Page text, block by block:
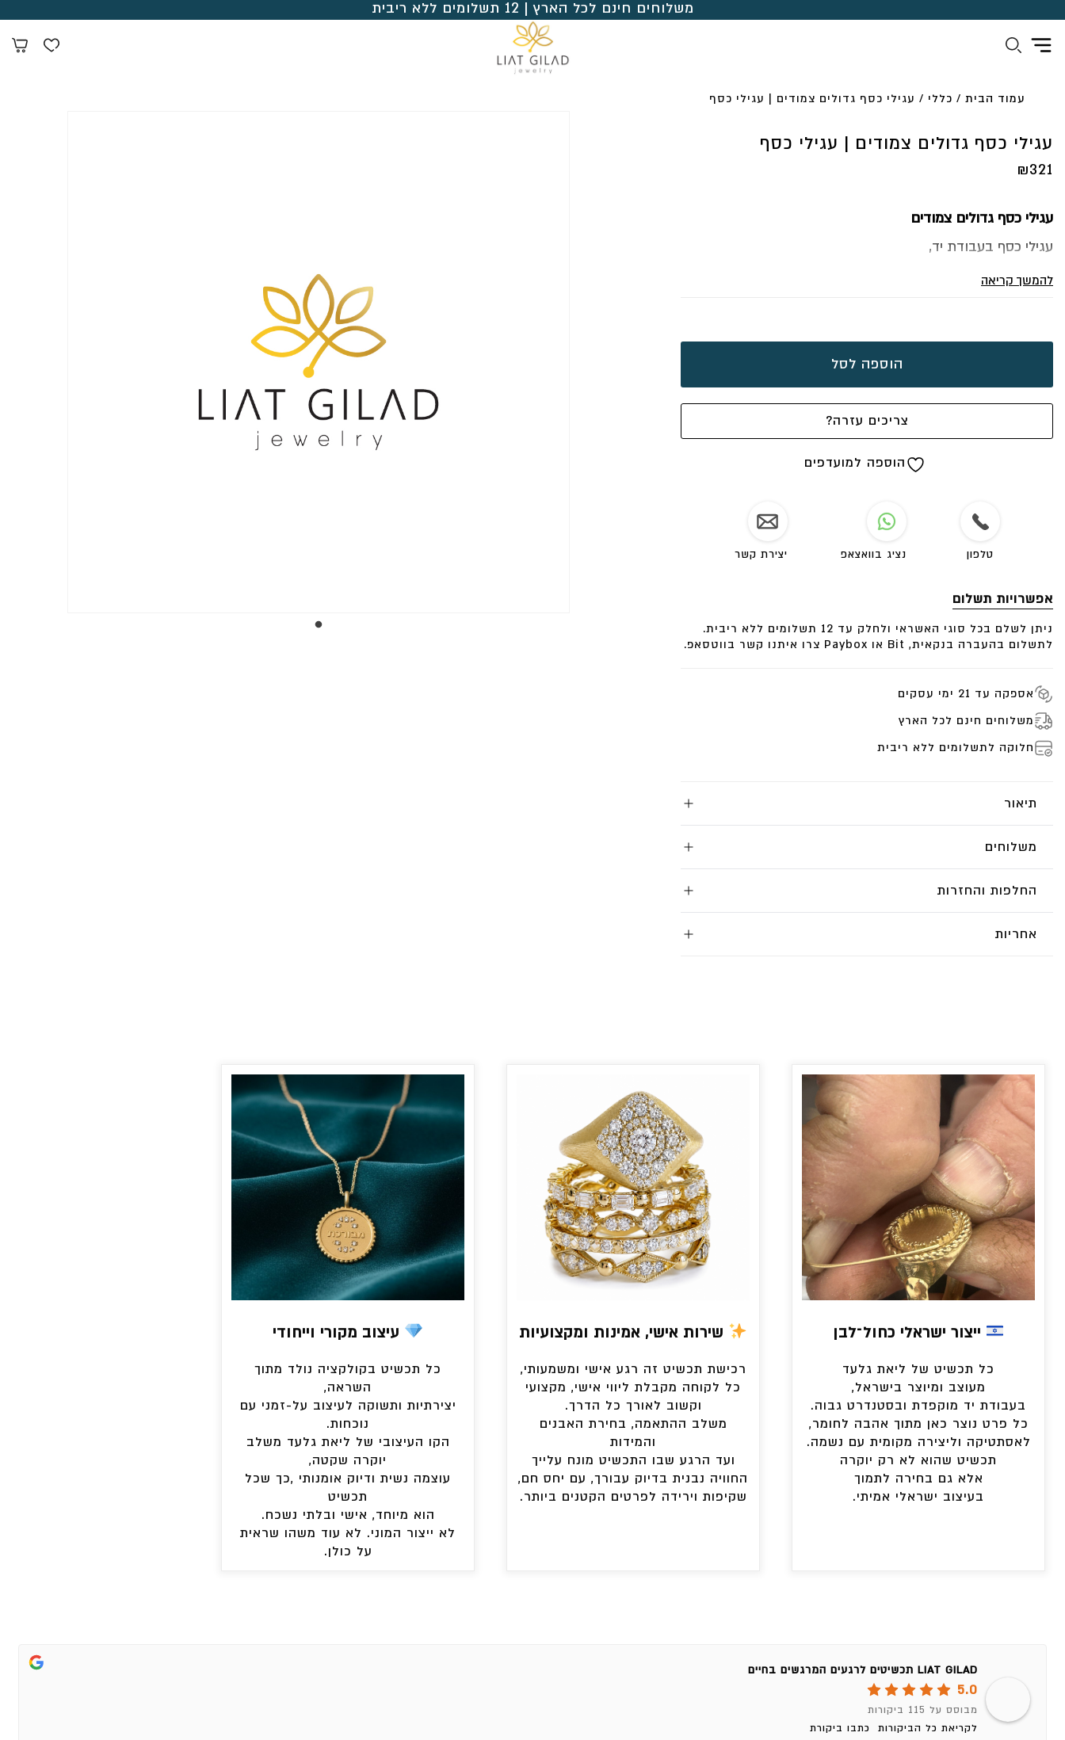
משלוחים חינם לכל הארץ | 12 תשלומים ללא ריבית
עמוד הבית / כללי / עגילי כסף גדולים צמודים | עגילי כסף
עגילי כסף גדולים צמודים | עגילי כסף
₪321
עגילי כסף גדולים צמודים
עגילי כסף בעבודת יד,
עגילי כסף גדולים צמודים עשויים מכסף יושבים צמוד על התנוך
קלים וכל כך מרשימים!
ליחצו כאן
להמשך קריאה
צריכים עזרה?
הוספה לסל
הוספה למועדפים
טלפון נציג בוואצאפ יצירת קשר
אפשרויות תשלום
ניתן לשלם בכל סוגי האשראי ולחלק עד 12 תשלומים ללא ריבית.
לתשלום בהעברה בנקאית, Bit או Paybox צרו איתנו קשר בווטסאפ.
אספקה עד 21 ימי עסקים
משלוחים חינם לכל הארץ
חלוקה לתשלומים ללא ריבית
תיאור
משלוחים
החלפות והחזרות
אחריות
ייצור ישראלי כחול־לבן
כל תכשיט של ליאת גלעד
מעוצב ומיוצר בישראל,
בעבודת יד מוקפדת ובסטנדרט גבוה.
כל פרט נוצר כאן מתוך אהבה לחומר,
לאסתטיקה וליצירה מקומית עם נשמה.
תכשיט שהוא לא רק יוקרה
אלא גם בחירה לתמוך
בעיצוב ישראלי אמיתי.
שירות אישי, אמינות ומקצועיות
רכישת תכשיט זה רגע אישי ומשמעותי,
כל לקוחה מקבלת ליווי אישי, מקצועי
וקשוב לאורך כל הדרך.
משלב ההתאמה, בחירת האבנים
והמידות
ועד הרגע שבו התכשיט מונח עלייך
החוויה נבנית בדיוק עבורך, עם יחס חם,
שקיפות וירידה לפרטים הקטנים ביותר.
עיצוב מקורי וייחודי
כל תכשיט בקולקציה נולד מתוך
השראה,
יצירתיות ותשוקה לעיצוב על-זמני עם
נוכחות.
הקו העיצובי של ליאת גלעד משלב
יוקרה שקטה,
עוצמה נשית ודיוק אומנותי ,כך שכל
תכשיט
הוא מיוחד, אישי ובלתי נשכח.
לא ייצור המוני. לא עוד משהו שראית
על כולן.
LIAT GILAD תכשיטים לרגעים המרגשים בחיים
5.0
מבוסס על 115 ביקורות
לקריאת כל הביקורות
כתבו ביקורת